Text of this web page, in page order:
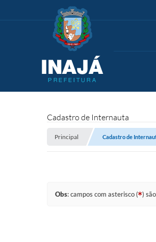
Cadastro de Internauta
Principal Cadastro de
Obs: campos com asterisco ( )